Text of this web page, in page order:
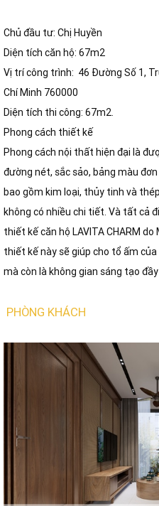
Chủ đầu tư: Chị Huyền
Diện tích căn hộ: 67m2
Vị trí công trình: 46 Đường Số 1,
Chí Minh 760000
Diện tích thi công: 67m2.
Phong cách thiết kế
Phong cách nội thất hiện đại là
đường nét, sắc sảo, bảng màu
bao gồm kim loại, thủy tinh và
không có nhiều chi tiết. Và tất cả
thiết kế căn hộ LAVITA CHARM
thiết kế này sẽ giúp cho tổ ấm
mà còn là không gian sáng tạo
PHÒNG KHÁCH